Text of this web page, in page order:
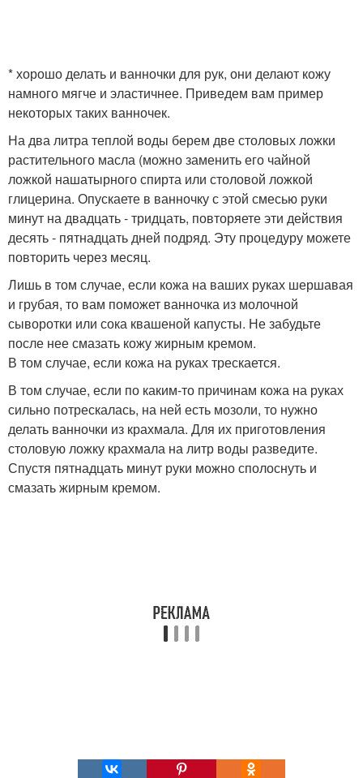
* хорошо делать и ванночки для рук, они делают кожу
намного мягче и эластичнее. Приведем вам пример
некоторых таких ванночек.
На два литра теплой воды берем две столовых ложки
растительного масла (можно заменить его чайной
ложкой нашатырного спирта или столовой ложкой
глицерина. Опускаете в ванночку с этой смесью руки
минут на двадцать - тридцать, повторяете эти действия
десять - пятнадцать дней подряд. Эту процедуру можете
повторить через месяц.
Лишь в том случае, если кожа на ваших руках шершавая
и грубая, то вам поможет ванночка из молочной
сыворотки или сока квашеной капусты. Не забудьте
после нее смазать кожу жирным кремом.
В том случае, если кожа на руках трескается.
В том случае, если по каким-то причинам кожа на руках
сильно потрескалась, на ней есть мозоли, то нужно
делать ванночки из крахмала. Для их приготовления
столовую ложку крахмала на литр воды разведите.
Спустя пятнадцать минут руки можно сполоснуть и
смазать жирным кремом.